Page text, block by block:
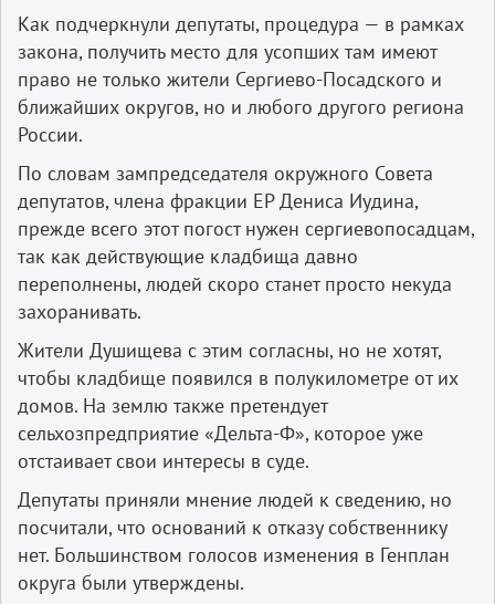
Как подчеркнули депутаты, процедура — в рамках
закона, получить место для усопших там имеют
право не только жители Сергиево-Посадского и
ближайших округов, но и любого другого региона
России.
По словам зампредседателя окружного Совета
депутатов, члена фракции ЕР Дениса Иудина,
прежде всего этот погост нужен сергиевопосадцам,
так как действующие кладбища давно
переполнены, людей скоро станет просто некуда
захоранивать.
Жители Душищева с этим согласны, но не хотят,
чтобы кладбище появился в полукилометре от их
домов. На землю также претендует
сельхозпредприятие «Дельта-Ф», которое уже
отстаивает свои интересы в суде.
Депутаты приняли мнение людей к сведению, но
посчитали, что оснований к отказу собственнику
нет. Большинством голосов изменения в Генплан
округа были утверждены.